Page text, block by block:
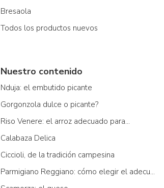
Bresaola
Todos los productos nuevos
Nuestro contenido
Nduja: el embutido picante
Gorgonzola dulce o picante?
Riso Venere: el arroz adecuado para...
Calabaza Delica
Ciccioli, de la tradición campesina
Parmigiano Reggiano: cómo elegir el adecuado